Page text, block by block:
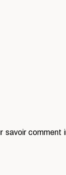
savoir comment